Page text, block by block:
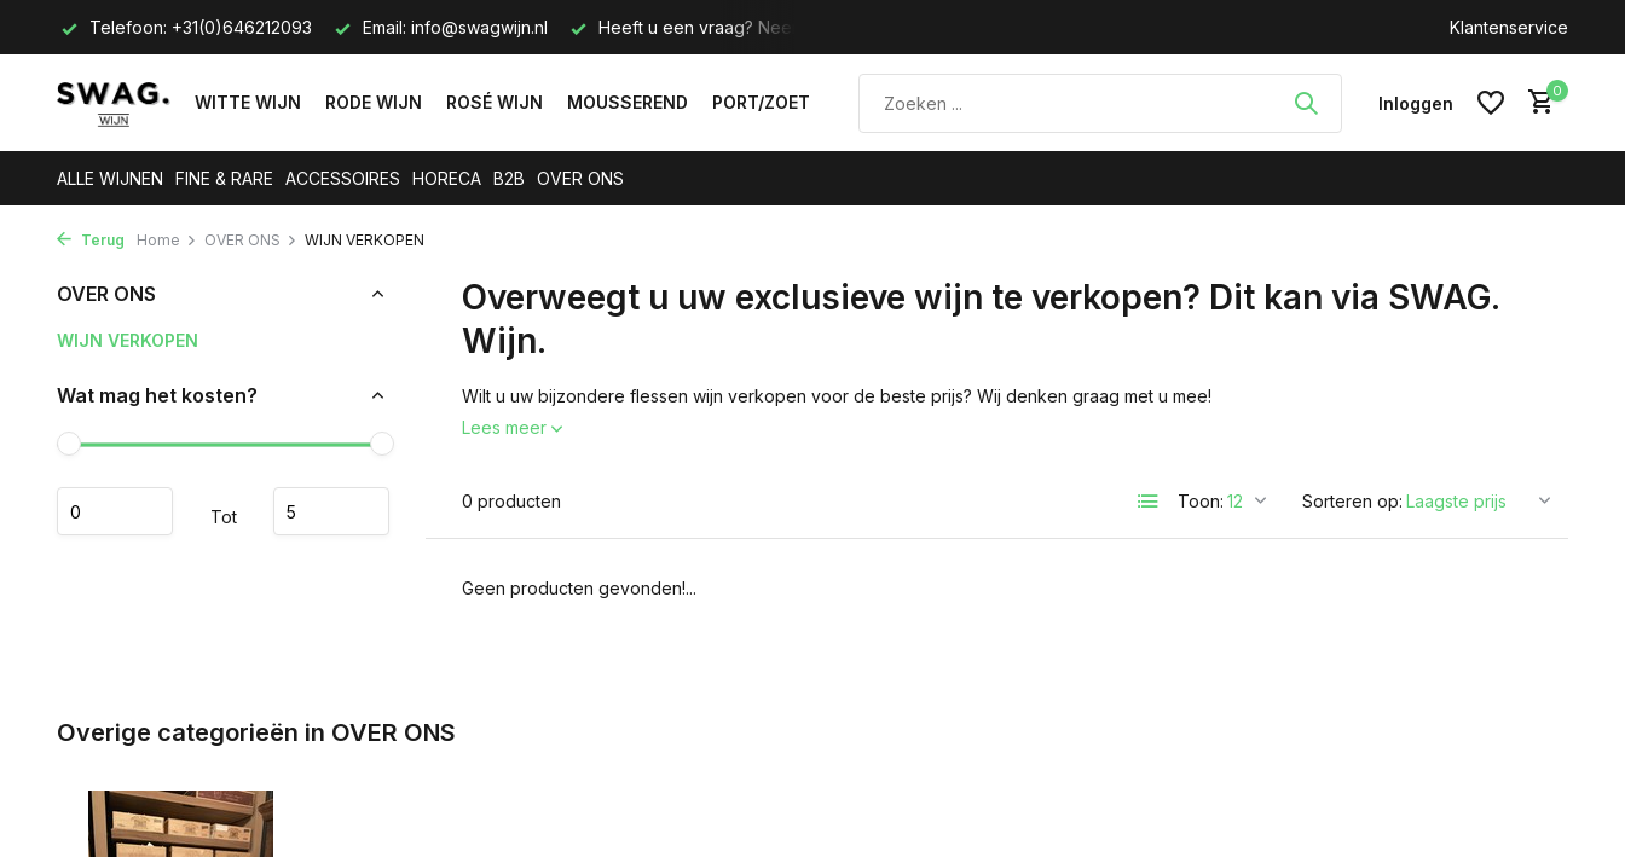
Telefoon: +31(0)646212093 Email: info@swagwijn.nl Heeft u een vraag? Neem contact met ons op. Klantenservice
WITTE WIJN RODE WIJN ROSÉ WIJN MOUSSEREND PORT/ZOET Inloggen
0
ALLE WIJNEN FINE & RARE ACCESSOIRES HORECA B2B OVER ONS
Terug Home OVER ONS WIJN VERKOPEN
OVER ONS
WIJN VERKOPEN
Wat mag het kosten?
Tot
Overweegt u uw exclusieve wijn te verkopen? Dit kan via SWAG.
Wijn.
Wilt u uw bijzondere flessen wijn verkopen voor de beste prijs? Wij denken graag met u mee!
Lees meer
0 producten Toon: Sorteren op:
Geen producten gevonden!...
Overige categorieën in OVER ONS